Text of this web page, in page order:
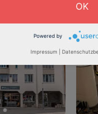
OK
Powered by
Impressum